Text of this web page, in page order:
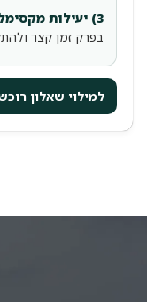
3) יעילות מקסימלית:
בפרק זמן קצר
למילוי שאלון